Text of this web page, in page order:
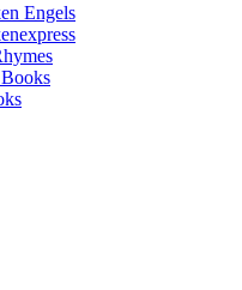
Engels